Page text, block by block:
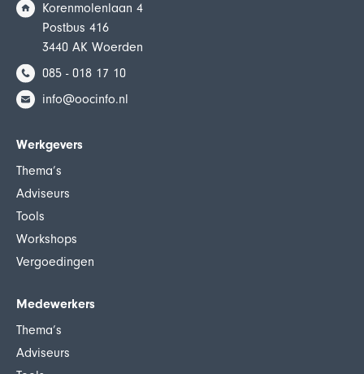
Korenmolenlaan 4
Postbus 416
3440 AK Woerden
085 - 018 17 10
info@oocinfo.nl
Werkgevers
Thema’s
Adviseurs
Tools
Workshops
Vergoedingen
Medewerkers
Thema’s
Adviseurs